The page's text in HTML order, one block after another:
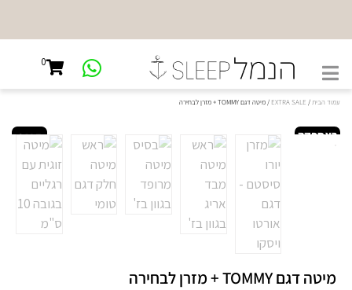
קיבוץ גלויות 0
עמוד הבית/
EXTRA SALE / מיטה דגם TOMMY + מזרן לבחירה
SALE באספקה
מיטה דגם TOMMY + מזרן לבחירה